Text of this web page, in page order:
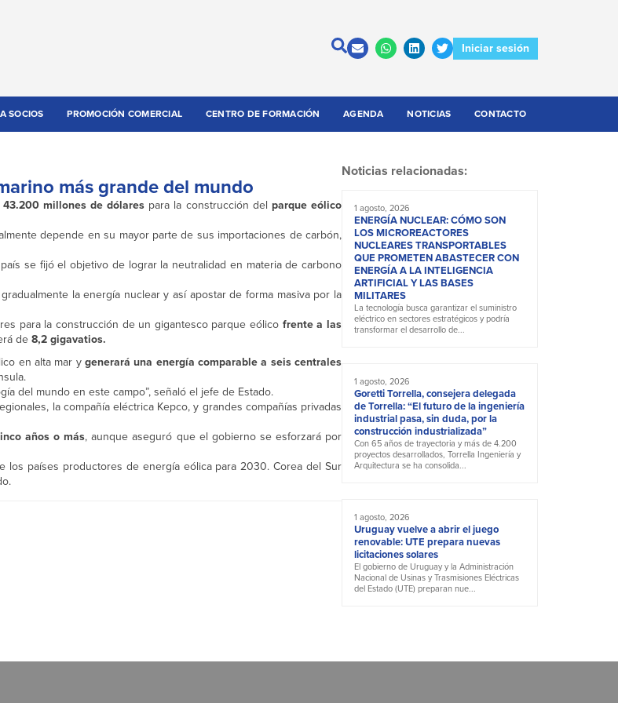
Iniciar sesión
SOCIOS PROMOCIÓN COMERCIAL CENTRO DE FORMACIÓN AGENDA NOTICIAS CONTACTO
más grande del mundo
43.200 millones de dólares para la construcción del parque eólico
depende en su mayor parte de sus importaciones de carbón,
se fijó el objetivo de lograr la neutralidad en materia de carbono
la energía nuclear y así apostar de forma masiva por la
para la construcción de un gigantesco parque eólico frente a las
de8,2 gigavatios.
en alta mar ygenerará una energía comparable a seis centrales
del mundo en este campo”, señaló el jefe de Estado.
la compañía eléctrica Kepco, y grandes compañías privadas
años o más, aunque aseguró que el gobierno se esforzará por
países productores de energía eólica para 2030. Corea del Sur
Noticias relacionadas:
1 agosto, 2026
ENERGÍA NUCLEAR: CÓMO SON
LOS MICROREACTORES
NUCLEARES TRANSPORTABLES
QUE PROMETEN ABASTECER CON
ENERGÍA A LA INTELIGENCIA
ARTIFICIAL Y LAS BASES
MILITARES
La tecnología busca garantizar el suministro
eléctrico en sectores estratégicos y podría
transformar el desarrollo de...
1 agosto, 2026
Goretti Torrella, consejera delegada
de Torrella: “El futuro de la ingeniería
industrial pasa, sin duda, por la
construcción industrializada”
Con 65 años de trayectoria y más de 4.200
proyectos desarrollados, Torrella Ingeniería y
Arquitectura se ha consolida...
1 agosto, 2026
Uruguay vuelve a abrir el juego
renovable: UTE prepara nuevas
licitaciones solares
El gobierno de Uruguay y la Administración
Nacional de Usinas y Trasmisiones Eléctricas
del Estado (UTE) preparan nue...